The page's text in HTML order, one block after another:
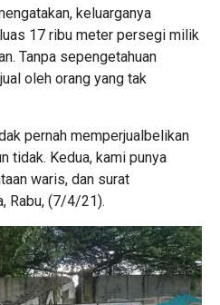
keluarganya
17 ribu meter persegi milik
Tanpa sepengetahuan
oleh orang yang tak
pernah memperjualbelikan
tidak. Kedua, kami punya
waris, dan surat
Rabu, (7/4/21).